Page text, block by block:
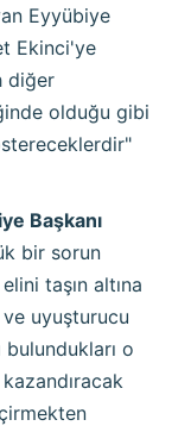
Eyyübiye
Ekinci'ye
diğer
olduğu gibi
Başkanı
bir sorun
taşın altına
uyuşturucu
bulundukları o